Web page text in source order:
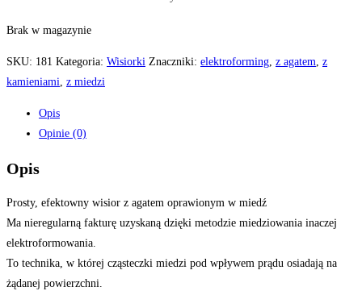
Brak w magazynie
SKU: 181 Kategoria: Wisiorki Znaczniki: elektroforming, z agatem, z
kamieniami, z miedzi
Opis
Opinie (0)
Opis
Prosty, efektowny wisior z agatem oprawionym w miedź
Ma nieregularną fakturę uzyskaną dzięki metodzie miedziowania inaczej
elektroformowania.
To technika, w której cząsteczki miedzi pod wpływem prądu osiadają na
żądanej powierzchni.